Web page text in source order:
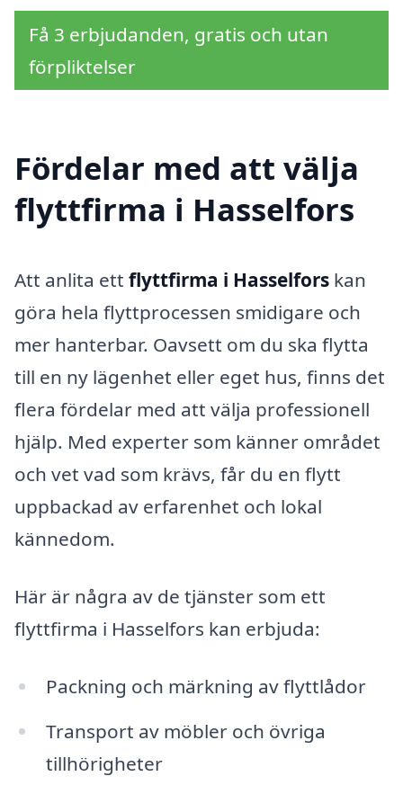
Få 3 erbjudanden, gratis och utan
förpliktelser
Fördelar med att välja
flyttfirma i Hasselfors
Att anlita ett flyttfirma i Hasselfors kan
göra hela flyttprocessen smidigare och
mer hanterbar. Oavsett om du ska flytta
till en ny lägenhet eller eget hus, finns det
flera fördelar med att välja professionell
hjälp. Med experter som känner området
och vet vad som krävs, får du en flytt
uppbackad av erfarenhet och lokal
kännedom.
Här är några av de tjänster som ett
flyttfirma i Hasselfors kan erbjuda:
Packning och märkning av flyttlådor
Transport av möbler och övriga
tillhörigheter